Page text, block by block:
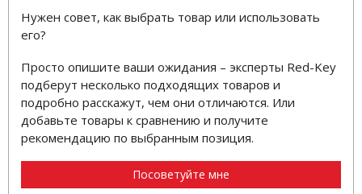
Нужен совет, как выбрать товар или использовать
его?
Просто опишите ваши ожидания – эксперты Red-Key
подберут несколько подходящих товаров и
подробно расскажут, чем они отличаются. Или
добавьте товары к сравнению и получите
рекомендацию по выбранным позиция.
Посоветуйте мне